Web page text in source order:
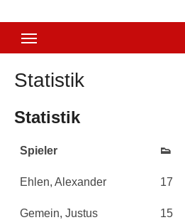
Statistik
Statistik
Spieler 👟
Ehlen, Alexander 17
Gemein, Justus 15